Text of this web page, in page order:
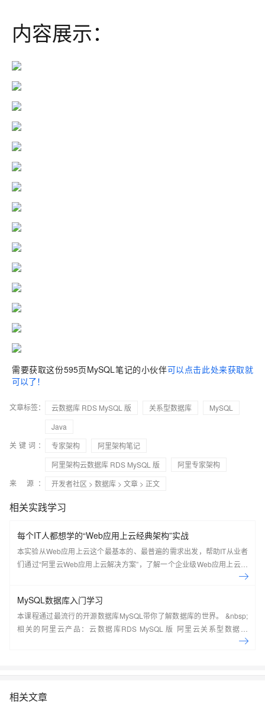
内容展示：
需要获取这份595页MySQL笔记的小伙伴可以点击此处来获取就
可以了！
文章标签： 云数据库 RDS MySQL 版 关系型数据库
MySQL
Java
关键词：
专家架构
阿里架构笔记
阿里架构云数据库 RDS MySQL 版
阿里专家架构
来 源：
开发者社区 > 数据库 > 文章 > 正文
相关实践学习
每个IT人都想学的“Web应用上云经典架构”实战
本实验从Web应用上云这个最基本的、最普遍的需求出发，帮助IT从业者
们通过“阿里云Web应用上云解决方案”，了解一个企业级Web应用上云的
MySQL数据库入门学习
本课程通过最流行的开源数据库MySQL带你了解数据库的世界。 &nbsp;
相关的阿里云产品：云数据库RDS MySQL 版 阿里云关系型数据库
RDS（Relational Database Service）是一种稳定可靠、可弹性伸缩的在
相关文章